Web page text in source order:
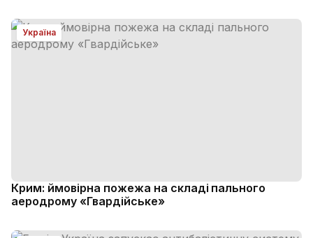
Україна
Крим: ймовірна пожежа на складі пального
аеродрому «Гвардійське»